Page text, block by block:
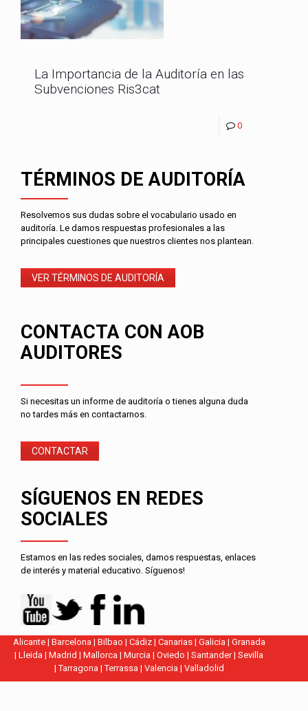
La Importancia de la Auditoría en las
Subvenciones Ris3cat
0
TÉRMINOS DE AUDITORÍA
Resolvemos sus dudas sobre el vocabulario usado en
auditoría. Le damos respuestas profesionales a las
principales cuestiones que nuestros clientes nos plantean.
VER TÉRMINOS DE AUDITORÍA
CONTACTA CON AOB
AUDITORES
Si necesitas un informe de auditoría o tienes alguna duda
no tardes más en contactarnos.
CONTACTAR
SÍGUENOS EN REDES
SOCIALES
Estamos en las redes sociales, damos respuestas, enlaces
de interés y material educativo. Síguenos!
Alicante| Barcelona | Bilbao | Cádiz| Canarias| Galicia | Granada
|Lleida |Madrid |Mallorca |Murcia |Oviedo |Santander|Sevilla
|Tarragona |Terrassa | Valencia | Valladolid